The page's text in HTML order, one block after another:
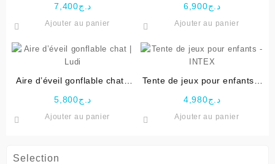
Selection
balles – Bestway
د.ج7,400
Ajouter au panier
INTEX
د.ج6,900
Ajouter au panier
Aire d’éveil gonflable chat |
د.ج5,800
Ajouter au panier
Tente de jeux pour enfants –
د.ج4,980
Ajouter au panier